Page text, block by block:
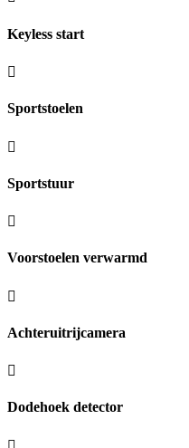
Keyless start
Sportstoelen
Sportstuur
Voorstoelen verwarmd
Achteruitrijcamera
Dodehoek detector